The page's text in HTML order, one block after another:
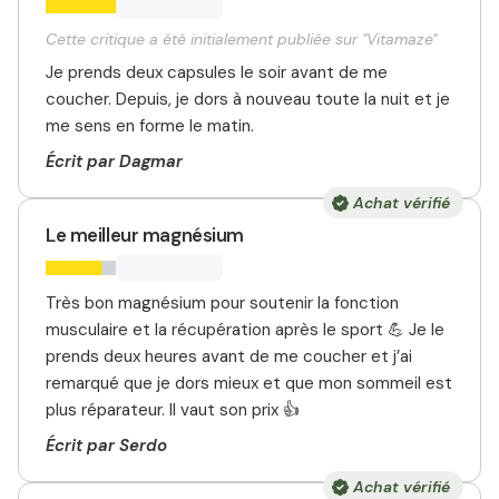
Cette critique a été initialement publiée sur "Vitamaze"
Je prends deux capsules le soir avant de me
coucher. Depuis, je dors à nouveau toute la nuit et je
me sens en forme le matin.
Écrit par Dagmar
Achat vérifié
Le meilleur magnésium
Très bon magnésium pour soutenir la fonction
musculaire et la récupération après le sport 💪 Je le
prends deux heures avant de me coucher et j’ai
remarqué que je dors mieux et que mon sommeil est
plus réparateur. Il vaut son prix 👍
Écrit par Serdo
Achat vérifié